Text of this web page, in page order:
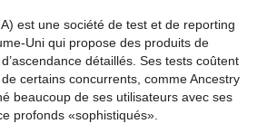
est une société de test et de reporting
Uni qui propose des produits de
détaillés. Ses tests coûtent
certains concurrents, comme Ancestry
beaucoup de ses utilisateurs avec ses
profonds «sophistiqués».